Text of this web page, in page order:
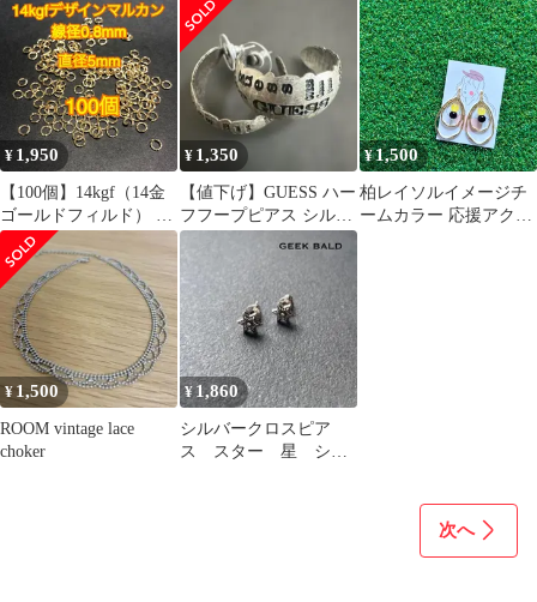
ゴールド エレガント シ
ンプル セレモニー フォ
ーマル デイリー 上品
高見え #17 double clover
¥ 1,950
【100個】14kgf（14金
ゴールドフィルド） デ
ザインマルカン ハン
ドメイドに （スクリ
ュー・ツイスト・ねじ
れ・グリッター）
¥ 1,350
【値下げ】GUESS ハー
フフープピアス シルバ
ー ロゴピアス【新品未
¥1,500
柏レイソルイメージチ
ームカラー 応援アクセ
¥ 1,500
ROOM vintage lace
choker
¥ 1,860
シルバークロスピア
ス スター 星 シン
次へ